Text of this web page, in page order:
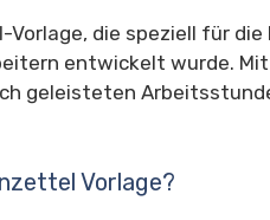
die speziell für die
entwickelt wurde. Mit
geleisteten
Vorlage?